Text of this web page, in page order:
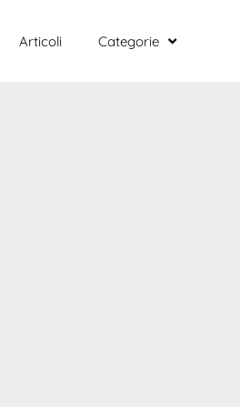
Articoli Categorie